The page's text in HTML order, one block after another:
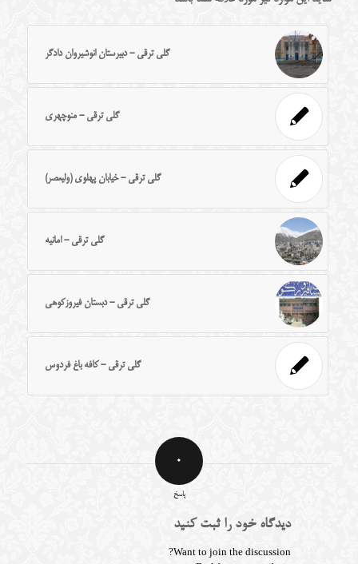
گلی ترقی - دبیرستان انوشیروان دادگر
گلی ترقی - منوچهری
گلی ترقی - خیابان پهلوی (ولیعصر)
گلی ترقی - امانیه
گلی ترقی - دبستان فیروزکوهی
گلی ترقی - کافه باغ فردوس
0
پاسخ
دیدگاه خود را ثبت کنید
Want to join the discussion?